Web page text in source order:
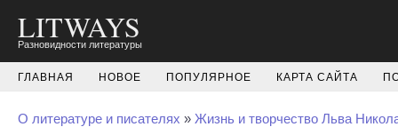
LITWAYS
Разновидности литературы
ГЛАВНАЯ НОВОЕ ПОПУЛЯРНОЕ КАРТА САЙТА
О литературе и писателях » Жизнь и творчество Льва